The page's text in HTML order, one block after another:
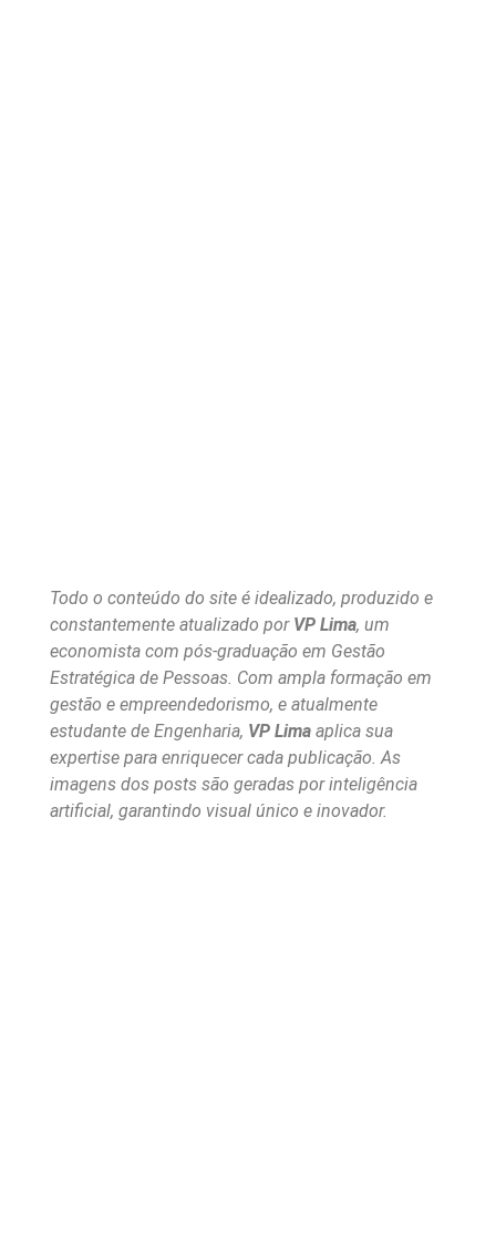
Todo o conteúdo do site é idealizado, produzido e
constantemente atualizado por VP Lima, um
economista com pós-graduação em Gestão
Estratégica de Pessoas. Com ampla formação em
gestão e empreendedorismo, e atualmente
estudante de Engenharia, VP Lima aplica sua
expertise para enriquecer cada publicação. As
imagens dos posts são geradas por inteligência
artificial, garantindo visual único e inovador.